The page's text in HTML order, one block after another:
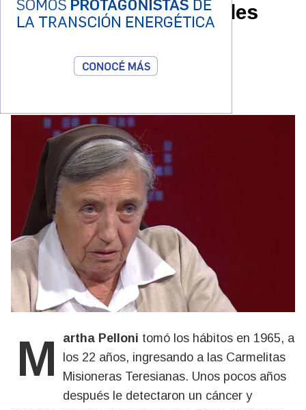
lucha por los más débiles
Martha Pelloni tomó los hábitos en 1965, a
los 22 años, ingresando a las Carmelitas
Misioneras Teresianas. Unos pocos años
después le detectaron un cáncer y